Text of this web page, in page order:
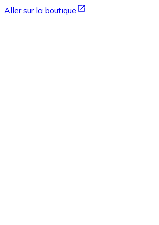
Aller sur la boutique